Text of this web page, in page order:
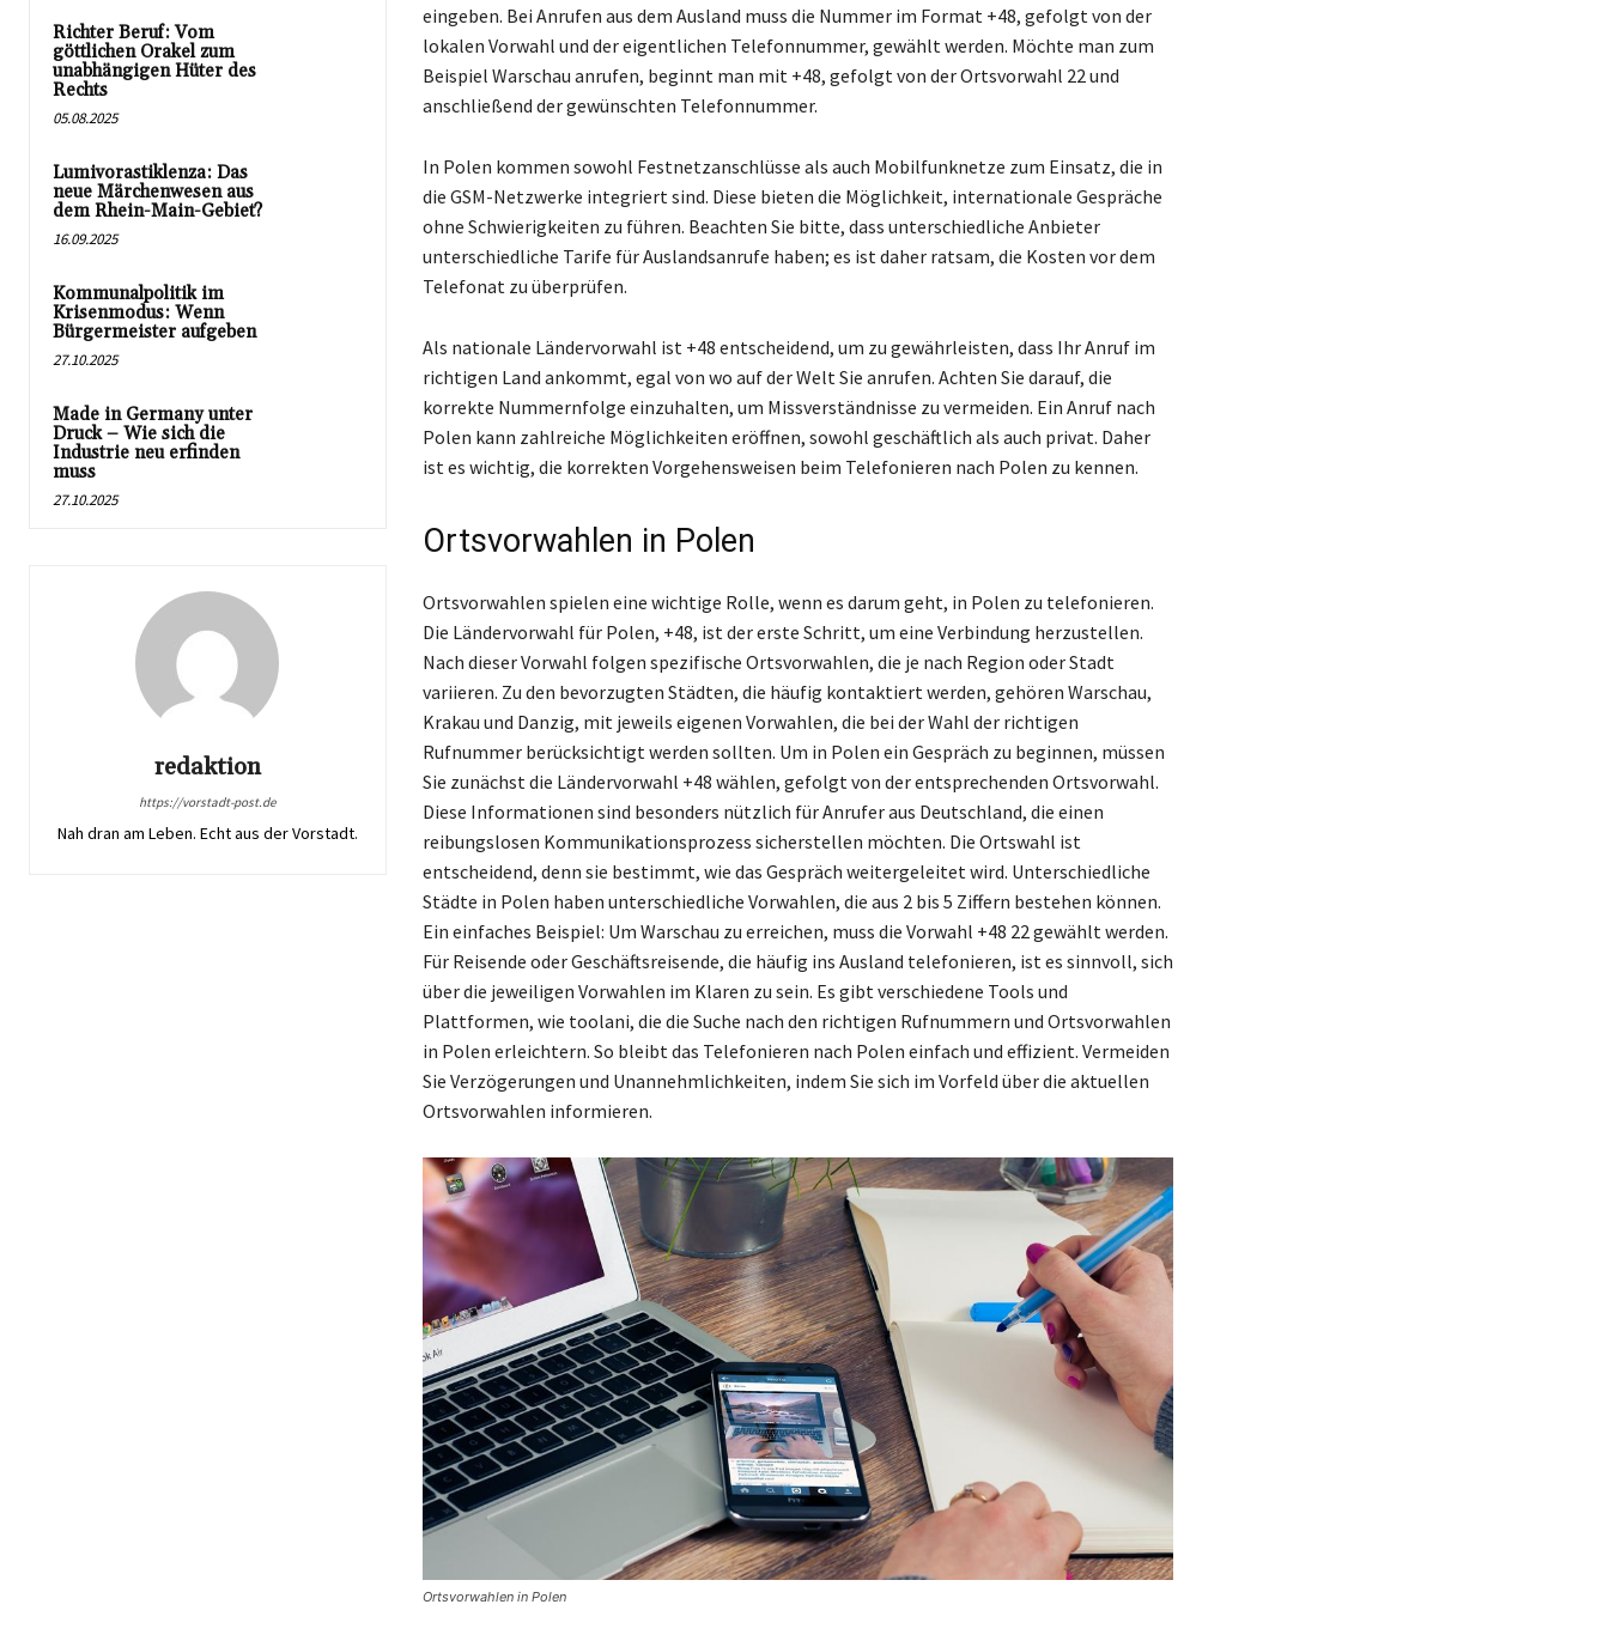
Richter Beruf: Vom
göttlichen Orakel zum
unabhängigen Hüter des
Rechts
05.08.2025
Lumivorastiklenza: Das
neue Märchenwesen aus
dem Rhein-Main-Gebiet?
16.09.2025
Kommunalpolitik im
Krisenmodus: Wenn
Bürgermeister aufgeben
27.10.2025
Made in Germany unter
Druck – Wie sich die
Industrie neu erfinden
muss
27.10.2025
redaktion
https://vorstadt-post.de
Nah dran am Leben. Echt aus der Vorstadt.
eingeben. Bei Anrufen aus dem Ausland muss die Nummer im Format +48, gefolgt von der
lokalen Vorwahl und der eigentlichen Telefonnummer, gewählt werden. Möchte man zum
Beispiel Warschau anrufen, beginnt man mit +48, gefolgt von der Ortsvorwahl 22 und
anschließend der gewünschten Telefonnummer.
In Polen kommen sowohl Festnetzanschlüsse als auch Mobilfunknetze zum Einsatz, die in
die GSM-Netzwerke integriert sind. Diese bieten die Möglichkeit, internationale Gespräche
ohne Schwierigkeiten zu führen. Beachten Sie bitte, dass unterschiedliche Anbieter
unterschiedliche Tarife für Auslandsanrufe haben; es ist daher ratsam, die Kosten vor dem
Telefonat zu überprüfen.
Als nationale Ländervorwahl ist +48 entscheidend, um zu gewährleisten, dass Ihr Anruf im
richtigen Land ankommt, egal von wo auf der Welt Sie anrufen. Achten Sie darauf, die
korrekte Nummernfolge einzuhalten, um Missverständnisse zu vermeiden. Ein Anruf nach
Polen kann zahlreiche Möglichkeiten eröffnen, sowohl geschäftlich als auch privat. Daher
ist es wichtig, die korrekten Vorgehensweisen beim Telefonieren nach Polen zu kennen.
Ortsvorwahlen in Polen
Ortsvorwahlen spielen eine wichtige Rolle, wenn es darum geht, in Polen zu telefonieren.
Die Ländervorwahl für Polen, +48, ist der erste Schritt, um eine Verbindung herzustellen.
Nach dieser Vorwahl folgen spezifische Ortsvorwahlen, die je nach Region oder Stadt
variieren. Zu den bevorzugten Städten, die häufig kontaktiert werden, gehören Warschau,
Krakau und Danzig, mit jeweils eigenen Vorwahlen, die bei der Wahl der richtigen
Rufnummer berücksichtigt werden sollten. Um in Polen ein Gespräch zu beginnen, müssen
Sie zunächst die Ländervorwahl +48 wählen, gefolgt von der entsprechenden Ortsvorwahl.
Diese Informationen sind besonders nützlich für Anrufer aus Deutschland, die einen
reibungslosen Kommunikationsprozess sicherstellen möchten. Die Ortswahl ist
entscheidend, denn sie bestimmt, wie das Gespräch weitergeleitet wird. Unterschiedliche
Städte in Polen haben unterschiedliche Vorwahlen, die aus 2 bis 5 Ziffern bestehen können.
Ein einfaches Beispiel: Um Warschau zu erreichen, muss die Vorwahl +48 22 gewählt werden.
Für Reisende oder Geschäftsreisende, die häufig ins Ausland telefonieren, ist es sinnvoll, sich
über die jeweiligen Vorwahlen im Klaren zu sein. Es gibt verschiedene Tools und
Plattformen, wie toolani, die die Suche nach den richtigen Rufnummern und Ortsvorwahlen
in Polen erleichtern. So bleibt das Telefonieren nach Polen einfach und effizient. Vermeiden
Sie Verzögerungen und Unannehmlichkeiten, indem Sie sich im Vorfeld über die aktuellen
Ortsvorwahlen informieren.
Ortsvorwahlen in Polen